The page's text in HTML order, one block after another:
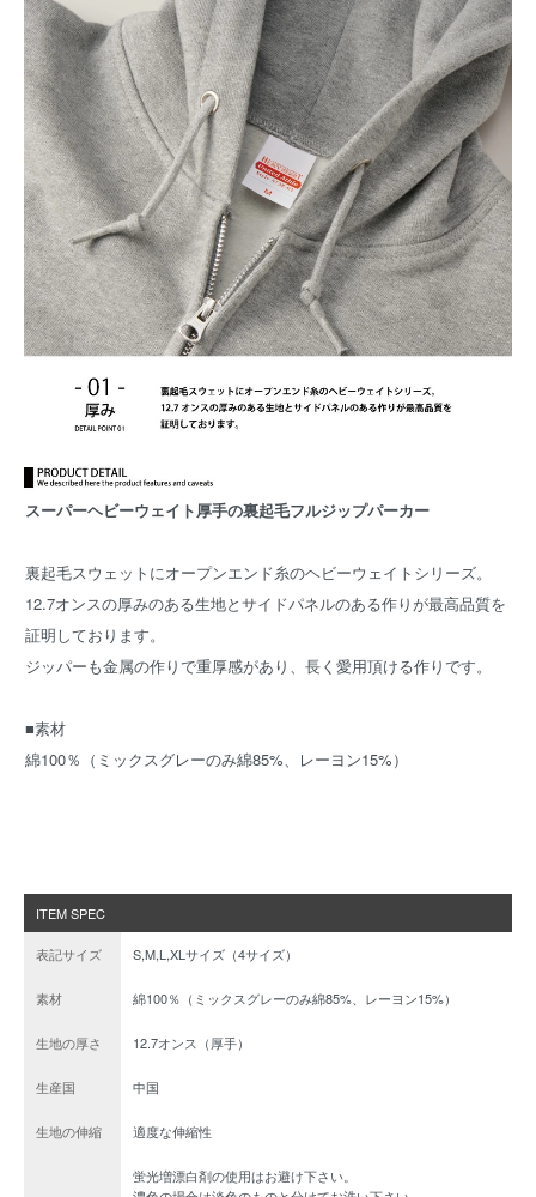
スーパーヘビーウェイト厚手の裏起毛フルジップパーカー
裏起毛スウェットにオープンエンド糸のヘビーウェイトシリーズ。
12.7オンスの厚みのある生地とサイドパネルのある作りが最高品質を
証明しております。
ジッパーも金属の作りで重厚感があり、長く愛用頂ける作りです。
■素材
綿100％（ミックスグレーのみ綿85%、レーヨン15%）
ITEM SPEC
表記サイズ S,M,L,XLサイズ（4サイズ）
素材 綿100％（ミックスグレーのみ綿85%、レーヨン15%）
生地の厚さ 12.7オンス（厚手）
生産国 中国
生地の伸縮 適度な伸縮性
蛍光増漂白剤の使用はお避け下さい。